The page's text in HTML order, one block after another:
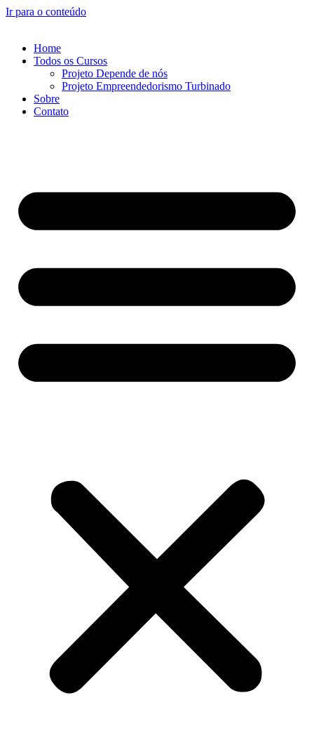
Ir para o conteúdo
Home
Todos os Cursos
Projeto Depende de nós
Projeto Empreendedorismo Turbinado
Sobre
Contato